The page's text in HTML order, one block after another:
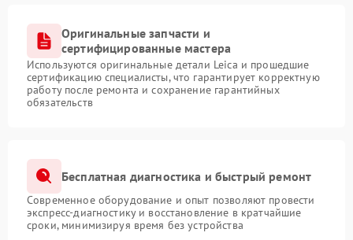
Оригинальные запчасти и
сертифицированные мастера
Используются оригинальные детали Leica и прошедшие
сертификацию специалисты, что гарантирует корректную
работу после ремонта и сохранение гарантийных
обязательств
Бесплатная диагностика и быстрый ремонт
Современное оборудование и опыт позволяют провести
экспресс-диагностику и восстановление в кратчайшие
сроки, минимизируя время без устройства